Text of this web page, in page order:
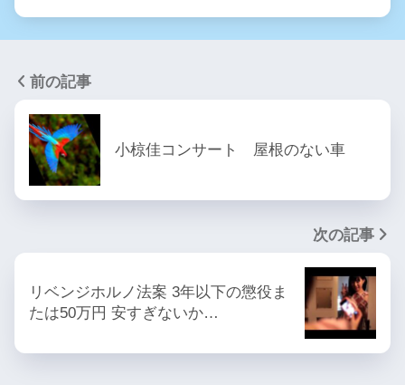
前の記事
小椋佳コンサート 屋根のない車
次の記事
リベンジホルノ法案 3年以下の懲役ま
たは50万円 安すぎないか…